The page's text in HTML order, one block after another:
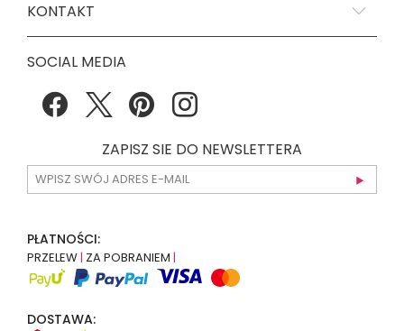
KONTAKT
SOCIAL MEDIA
ZAPISZ SIE DO NEWSLETTERA
PŁATNOŚCI:
PRZELEW | ZA POBRANIEM |
DOSTAWA: